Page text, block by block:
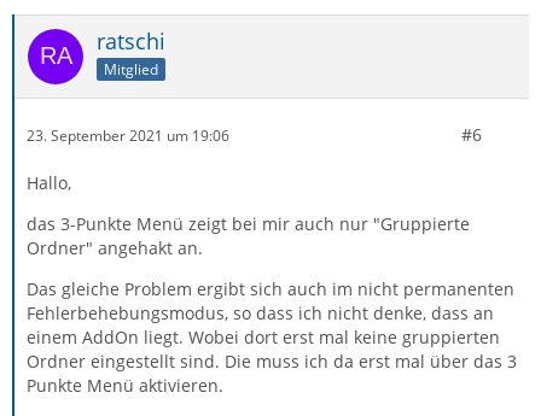
ratschi
Mitglied
23. September 2021 um 19:06 #6
Hallo,
das 3-Punkte Menü zeigt bei mir auch nur "Gruppierte
Ordner" angehakt an.
Das gleiche Problem ergibt sich auch im nicht permanenten
Fehlerbehebungsmodus, so dass ich nicht denke, dass an
einem AddOn liegt. Wobei dort erst mal keine gruppierten
Ordner eingestellt sind. Die muss ich da erst mal über das 3
Punkte Menü aktivieren.